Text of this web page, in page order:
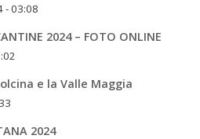
- 03:08
2024 – FOTO ONLINE
e la Valle Maggia
2024